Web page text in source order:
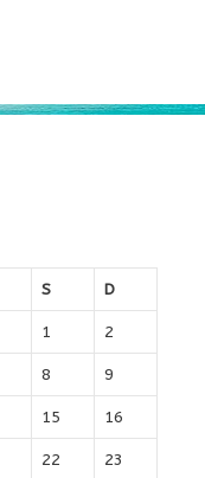
S D
1 2
8 9
15 16
22 23